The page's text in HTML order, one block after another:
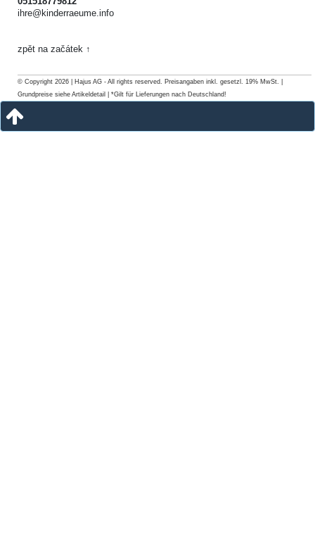
ihre@kinderraeume.info
zpět na začátek ↑
© Copyright 2026 | Hajus AG - All rights reserved. Preisangaben inkl. gesetzl. 19% MwSt. |
Grundpreise siehe Artikeldetail | *Gilt für Lieferungen nach Deutschland!